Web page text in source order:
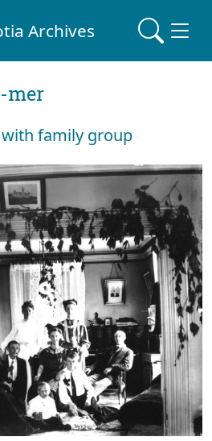
Archives
mer
family group